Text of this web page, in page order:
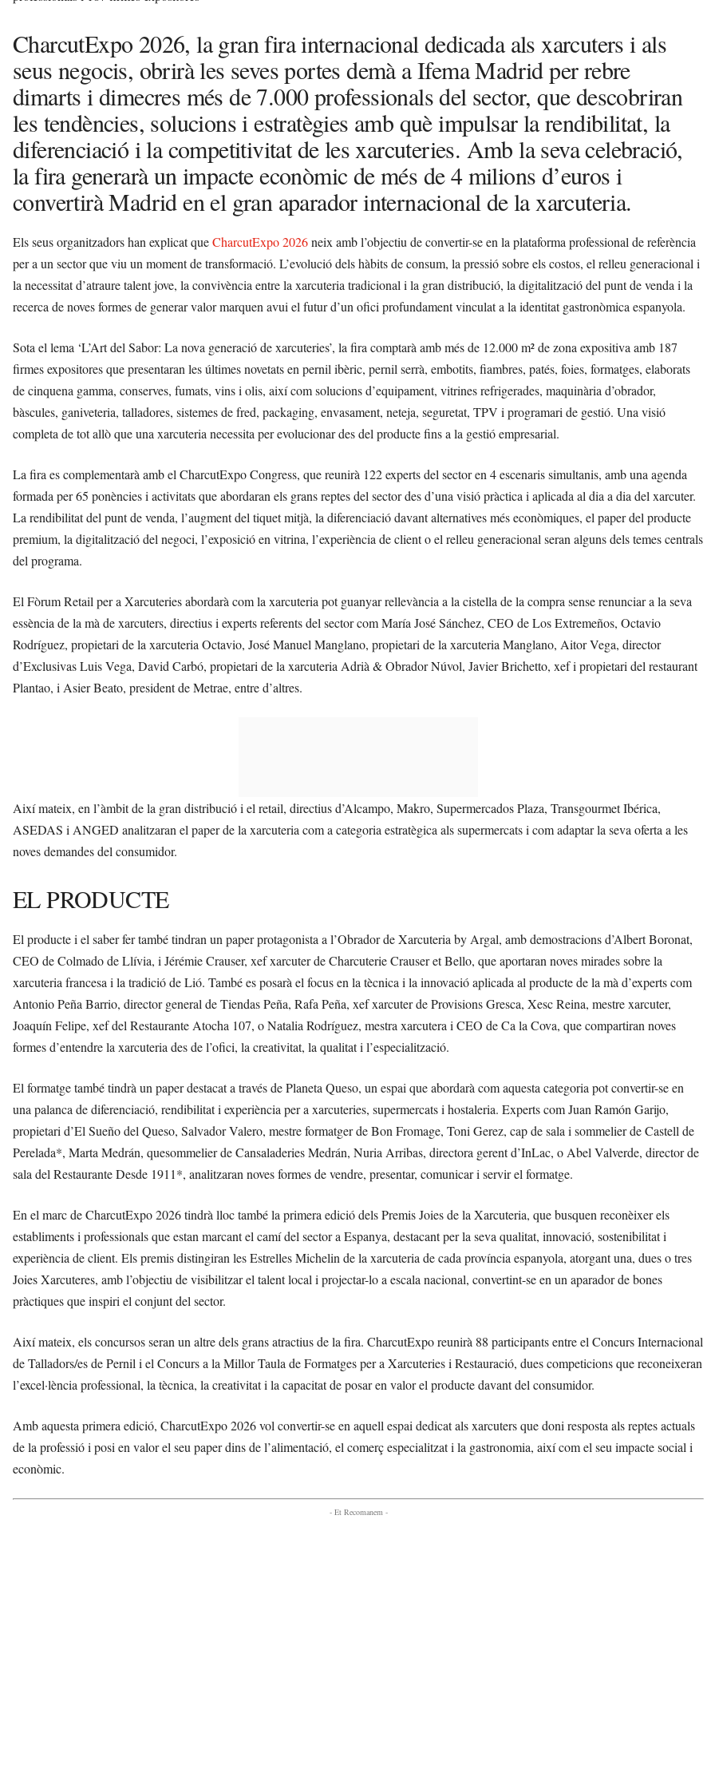
CharcutExpo 2026, la gran fira internacional dedicada als xarcuters i als
seus negocis, obrirà les seves portes demà a Ifema Madrid per rebre
dimarts i dimecres més de 7.000 professionals del sector, que descobriran
les tendències, solucions i estratègies amb què impulsar la rendibilitat, la
diferenciació i la competitivitat de les xarcuteries. Amb la seva celebració,
la fira generarà un impacte econòmic de més de 4 milions d’euros i
convertirà Madrid en el gran aparador internacional de la xarcuteria.
Els seus organitzadors han explicat queCharcutExpo 2026neix amb l’objectiu de convertir-se en la plataforma professional de referència
per a un sector que viu un moment de transformació. L’evolució dels hàbits de consum, la pressió sobre els costos, el relleu generacional i
la necessitat d’atraure talent jove, la convivència entre la xarcuteria tradicional i la gran distribució, la digitalització del punt de venda i la
recerca de noves formes de generar valor marquen avui el futur d’un ofici profundament vinculat a la identitat gastronòmica espanyola.
Sota el lema ‘L’Art del Sabor: La nova generació de xarcuteries’, la fira comptarà amb més de 12.000 m² de zona expositiva amb 187
firmes expositores que presentaran les últimes novetats en pernil ibèric, pernil serrà, embotits, fiambres, patés, foies, formatges, elaborats
de cinquena gamma, conserves, fumats, vins i olis, així com solucions d’equipament, vitrines refrigerades, maquinària d’obrador,
bàscules, ganiveteria, talladores, sistemes de fred, packaging, envasament, neteja, seguretat, TPV i programari de gestió. Una visió
completa de tot allò que una xarcuteria necessita per evolucionar des del producte fins a la gestió empresarial.
La fira es complementarà amb el CharcutExpo Congress, que reunirà 122 experts del sector en 4 escenaris simultanis, amb una agenda
formada per 65 ponències i activitats que abordaran els grans reptes del sector des d’una visió pràctica i aplicada al dia a dia del xarcuter.
La rendibilitat del punt de venda, l’augment del tiquet mitjà, la diferenciació davant alternatives més econòmiques, el paper del producte
premium, la digitalització del negoci, l’exposició en vitrina, l’experiència de client o el relleu generacional seran alguns dels temes centrals
del programa.
El Fòrum Retail per a Xarcuteries abordarà com la xarcuteria pot guanyar rellevància a la cistella de la compra sense renunciar a la seva
essència de la mà de xarcuters, directius i experts referents del sector com María José Sánchez, CEO de Los Extremeños, Octavio
Rodríguez, propietari de la xarcuteria Octavio, José Manuel Manglano, propietari de la xarcuteria Manglano, Aitor Vega, director
d’Exclusivas Luis Vega, David Carbó, propietari de la xarcuteria Adrià & Obrador Núvol, Javier Brichetto, xef i propietari del restaurant
Plantao, i Asier Beato, president de Metrae, entre d’altres.
Així mateix, en l’àmbit de la gran distribució i el retail, directius d’Alcampo, Makro, Supermercados Plaza, Transgourmet Ibérica,
ASEDAS i ANGED analitzaran el paper de la xarcuteria com a categoria estratègica als supermercats i com adaptar la seva oferta a les
noves demandes del consumidor.
EL PRODUCTE
El producte i el saber fer també tindran un paper protagonista a l’Obrador de Xarcuteria by Argal, amb demostracions d’Albert Boronat,
CEO de Colmado de Llívia, i Jérémie Crauser, xef xarcuter de Charcuterie Crauser et Bello, que aportaran noves mirades sobre la
xarcuteria francesa i la tradició de Lió. També es posarà el focus en la tècnica i la innovació aplicada al producte de la mà d’experts com
Antonio Peña Barrio, director general de Tiendas Peña, Rafa Peña, xef xarcuter de Provisions Gresca, Xesc Reina, mestre xarcuter,
Joaquín Felipe, xef del Restaurante Atocha 107, o Natalia Rodríguez, mestra xarcutera i CEO de Ca la Cova, que compartiran noves
formes d’entendre la xarcuteria des de l’ofici, la creativitat, la qualitat i l’especialització.
El formatge també tindrà un paper destacat a través de Planeta Queso, un espai que abordarà com aquesta categoria pot convertir-se en
una palanca de diferenciació, rendibilitat i experiència per a xarcuteries, supermercats i hostaleria. Experts com Juan Ramón Garijo,
propietari d’El Sueño del Queso, Salvador Valero, mestre formatger de Bon Fromage, Toni Gerez, cap de sala i sommelier de Castell de
Perelada*, Marta Medrán, quesommelier de Cansaladeries Medrán, Nuria Arribas, directora gerent d’InLac, o Abel Valverde, director de
sala del Restaurante Desde 1911*, analitzaran noves formes de vendre, presentar, comunicar i servir el formatge.
En el marc de CharcutExpo 2026 tindrà lloc també la primera edició dels Premis Joies de la Xarcuteria, que busquen reconèixer els
establiments i professionals que estan marcant el camí del sector a Espanya, destacant per la seva qualitat, innovació, sostenibilitat i
experiència de client. Els premis distingiran les Estrelles Michelin de la xarcuteria de cada província espanyola, atorgant una, dues o tres
Joies Xarcuteres, amb l’objectiu de visibilitzar el talent local i projectar-lo a escala nacional, convertint-se en un aparador de bones
pràctiques que inspiri el conjunt del sector.
Així mateix, els concursos seran un altre dels grans atractius de la fira. CharcutExpo reunirà 88 participants entre el Concurs Internacional
de Talladors/es de Pernil i el Concurs a la Millor Taula de Formatges per a Xarcuteries i Restauració, dues competicions que reconeixeran
l’excel·lència professional, la tècnica, la creativitat i la capacitat de posar en valor el producte davant del consumidor.
Amb aquesta primera edició, CharcutExpo 2026 vol convertir-se en aquell espai dedicat als xarcuters que doni resposta als reptes actuals
de la professió i posi en valor el seu paper dins de l’alimentació, el comerç especialitzat i la gastronomia, així com el seu impacte social i
econòmic.
- Et Recomanem -